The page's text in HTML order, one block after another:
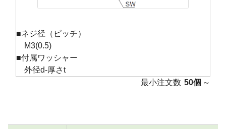
■ネジ径（ピッチ）
M3(0.5)
■付属ワッシャー
外径d-厚さt
最小注文数 50個 ～